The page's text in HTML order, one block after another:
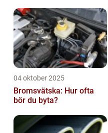
04 oktober 2025
Bromsvätska: Hur ofta
bör du byta?